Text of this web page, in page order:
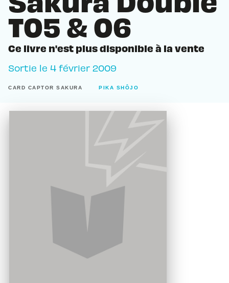
T05 & 06
Ce livre n'est plus disponible à la vente
Sortie le 4 février 2009
CARD CAPTOR SAKURA PIKA SHÔJO